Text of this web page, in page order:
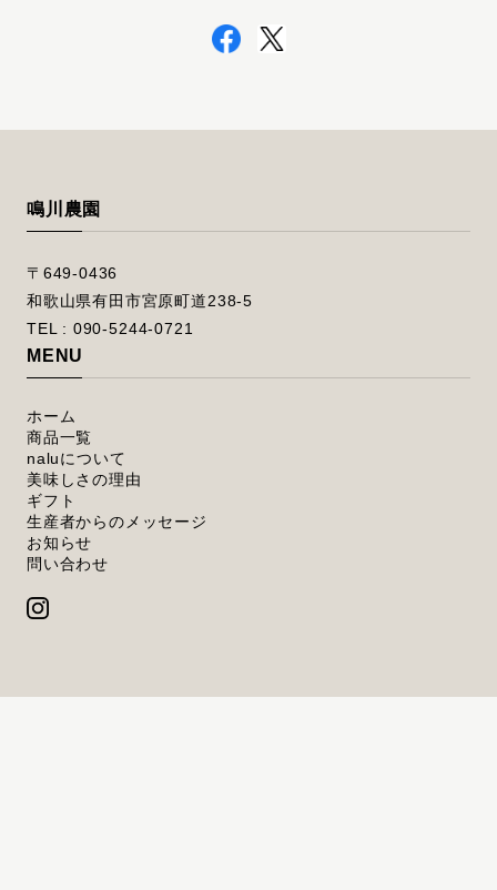
鳴川農園
〒649-0436
和歌山県有田市宮原町道238-5
TEL : 090-5244-0721
MENU
ホーム
商品一覧
naluについて
美味しさの理由
ギフト
生産者からのメッセージ
お知らせ
問い合わせ